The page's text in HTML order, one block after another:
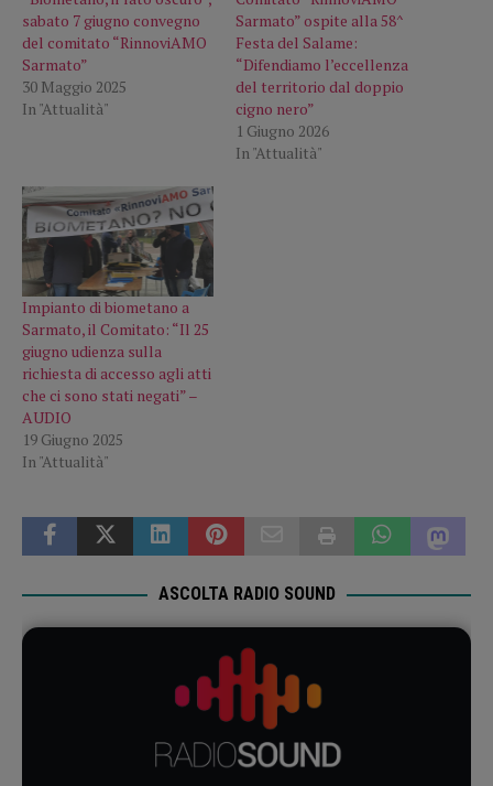
sabato 7 giugno convegno
del comitato “RinnoviAMO
Sarmato”
30 Maggio 2025
In "Attualità"
Sarmato” ospite alla 58^
Festa del Salame:
“Difendiamo l’eccellenza
del territorio dal doppio
cigno nero”
1 Giugno 2026
In "Attualità"
Impianto di biometano a
Sarmato, il Comitato: “Il 25
giugno udienza sulla
richiesta di accesso agli atti
che ci sono stati negati” –
AUDIO
19 Giugno 2025
In "Attualità"
ASCOLTA RADIO SOUND